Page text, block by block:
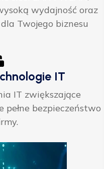
wydajność oraz
Twojego biznesu
IT
IT zwiększające
bezpieczeństwo